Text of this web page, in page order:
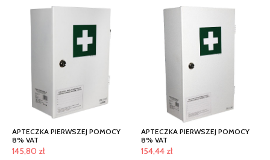
APTECZKA PIERWSZEJ POMOCY
8% VAT
145,80 zł
APTECZKA PIERWSZEJ POMOCY
8% VAT
154,44 zł